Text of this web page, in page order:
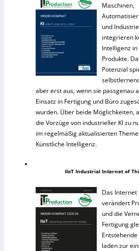
Maschinen,
und
integrieren
Intelligenz
Produkte.
Potenzial
aber erst aus, wenn sie passgenau
Einsatz in Fertigung und Büro
wurden. Über beide Möglichkeiten,
die Vorzüge von industrieller KI zu
im regelmäßig aktualisierten
Künstliche Intelligenz.
IIoT Industrial Internet of
Das Internet
verändert
und die
Fertigung
laden zur